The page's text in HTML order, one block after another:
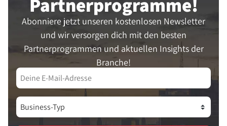
Abonniere jetzt unseren kostenlosen Newsletter
und wir versorgen dich mit den besten
Partnerprogrammen und aktuellen Insights der
Branche!